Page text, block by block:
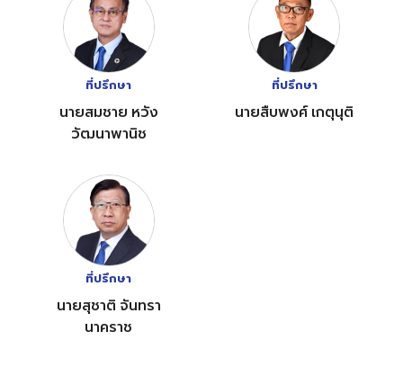
ที่ปรึกษา
นายสมชาย หวัง
วัฒนาพานิช
ที่ปรึกษา
นายสืบพงศ์ เกตุนุติ
ที่ปรึกษา
นายสุชาติ จันทรา
นาคราช